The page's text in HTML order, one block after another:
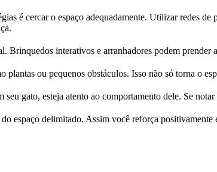
é cercar o espaço adequadamente. Utilizar redes
interativos e arranhadores podem
ou pequenos obstáculos. Isso não só torna o
gato, esteja atento ao comportamento dele. Se
espaço delimitado. Assim você reforça